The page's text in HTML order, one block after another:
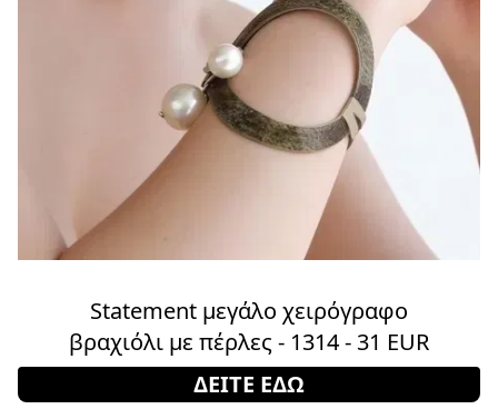
Statement μεγάλο χειρόγραφο
βραχιόλι με πέρλες - 1314 - 31 EUR
ΔΕΙΤΕ ΕΔΩ